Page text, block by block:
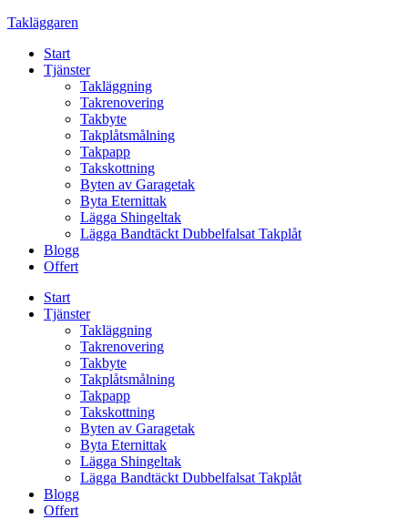
Skip
content
Takläggaren
Start
Tjänster
Takläggning
Takrenovering
Takbyte
Takplåtsmålning
Takpapp
Takskottning
Byten av Garagetak
Byta Eternittak
Lägga Shingeltak
Lägga Bandtäckt Dubbelfalsat Takplåt
Blogg
Offert
Start
Tjänster
Takläggning
Takrenovering
Takbyte
Takplåtsmålning
Takpapp
Takskottning
Byten av Garagetak
Byta Eternittak
Lägga Shingeltak
Lägga Bandtäckt Dubbelfalsat Takplåt
Blogg
Offert